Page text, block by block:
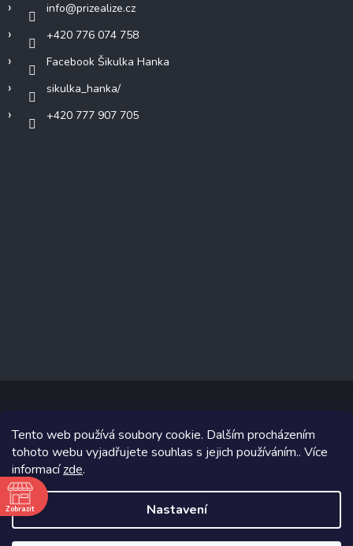
Tento web používá soubory cookie. Dalším procházením
tohoto webu vyjadřujete souhlas s jejich používáním.. Více
informacízde.
Nastavení
info@prizealize.cz
+420 776 074 758
Facebook Šikulka Hanka
sikulka_hanka/
+420 777 907 705
Copyright 2026www.prizealize.cz. Všechna práva vyhrazena.
Grafický návrh vytvořil a na Shoptet implementoval
Shoptetak.cz.
Zobrazit